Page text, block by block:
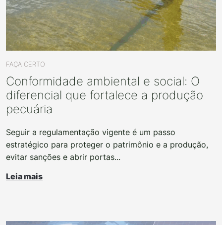
FAÇA CERTO
Conformidade ambiental e social: O
diferencial que fortalece a produção
pecuária
Seguir a regulamentação vigente é um passo
estratégico para proteger o patrimônio e a produção,
evitar sanções e abrir portas...
Leia mais